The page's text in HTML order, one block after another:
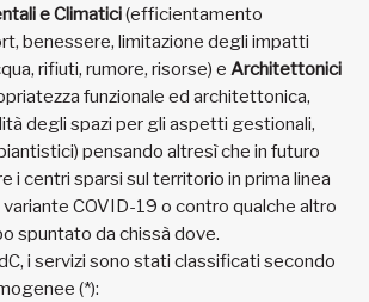
e Climatici(efficientamento
benessere, limitazione degli impatti
rifiuti, rumore, risorse) e Architettonici
funzionale ed architettonica,
degli spazi per gli aspetti gestionali,
pensando altresì che in futuro
i centri sparsi sul territorio in prima linea
variante COVID-19 o contro qualche altro
spuntato da chissà dove.
i servizi sono stati classificati secondo
(*):